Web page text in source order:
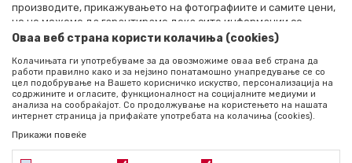
производите, прикажувањето на фотографиите и самите цени,
но не можеме да гарантираме дека сите информации се
комплетни и без грешки. Сите артикли прикажани на сајтот се
секој момент. Расположливоста на производите можете да ја
проверите со повик на +389 76 444 490
©2026 literatura.mk, Изработено одNB SOFT. Сите права
задржани.
Оваа веб страна користи колачиња (cookies)
Колачињата ги употребуваме за да овозможиме оваа веб страна да
работи правилно како и за нејзино понатамошно унапредување се со
цел подобрување на Вашето корисничко искуство, персонализација на
содржините и огласите, функционалност на социјалните медиуми и
анализа на сообраќајот. Со продолжување на користењето на нашата
интернет страница ја прифаќате употребата на колачиња (cookies).
Прикажи повеќе